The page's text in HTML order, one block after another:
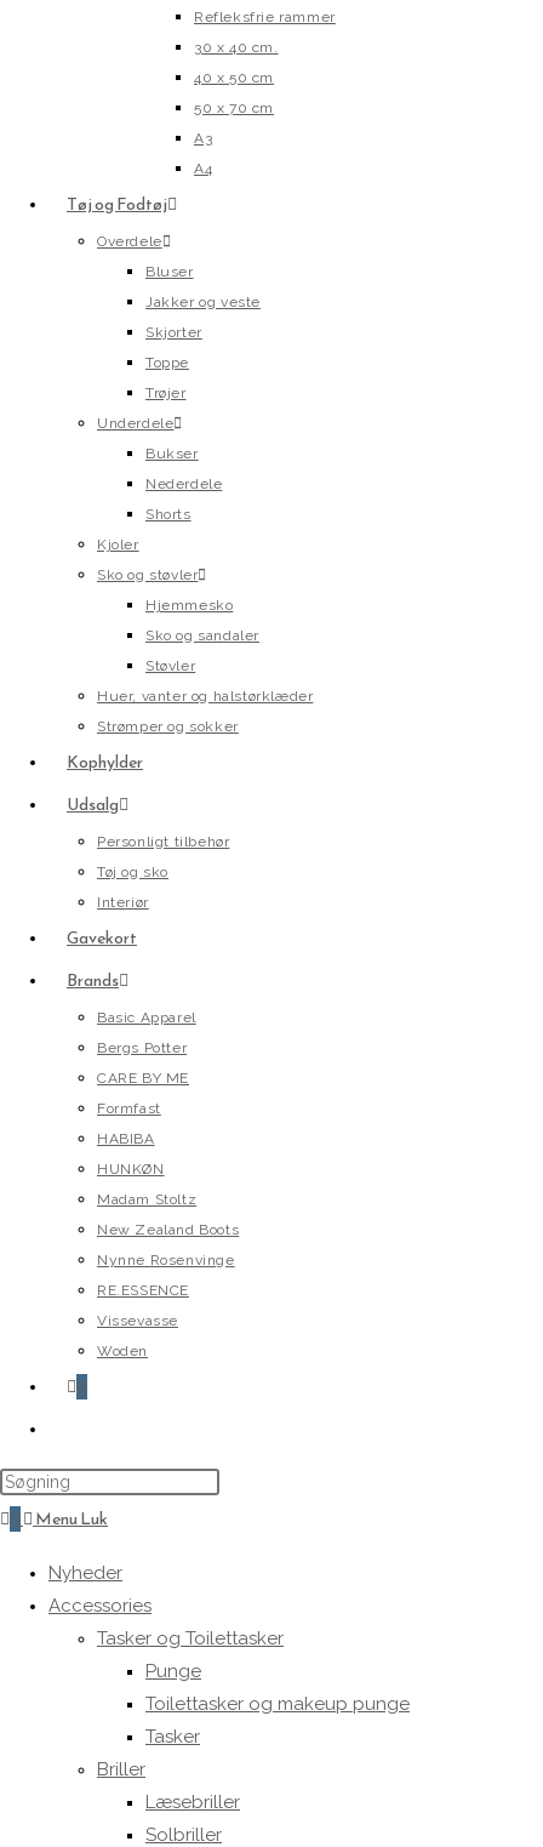
Refleksfrie rammer
30 x 40 cm.
40 x 50 cm
50 x 70 cm
A3
A4
Tøj og Fodtøj
Overdele
Bluser
Jakker og veste
Skjorter
Toppe
Trøjer
Underdele
Bukser
Nederdele
Shorts
Kjoler
Sko og støvler
Hjemmesko
Sko og sandaler
Støvler
Huer, vanter og halstørklæder
Strømper og sokker
Kophylder
Udsalg
Personligt tilbehør
Tøj og sko
Interiør
Gavekort
Brands
Basic Apparel
Bergs Potter
CARE BY ME
Formfast
HABIBA
HUNKØN
Madam Stoltz
New Zealand Boots
Nynne Rosenvinge
RE.ESSENCE
Vissevasse
Woden
0
website
search
0 MenuLuk
Nyheder
Accessories
Tasker og Toilettasker
Punge
Toilettasker og makeup punge
Tasker
Briller
Læsebriller
Solbriller